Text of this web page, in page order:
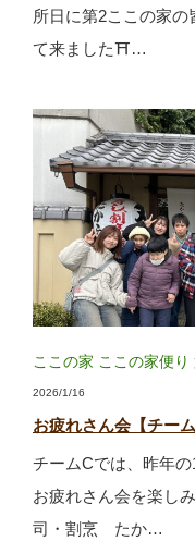
所日に第2ここの家
て来ました⛩…
ここの家 ここの家便り
2026/1/16
お疲れさん会【チーム
チームCでは、昨年の
お疲れさん会を楽し
司・割烹 たか…